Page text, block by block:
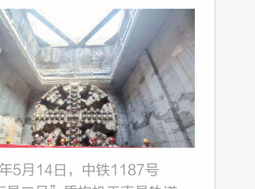
洞
5月14日，中铁1187号